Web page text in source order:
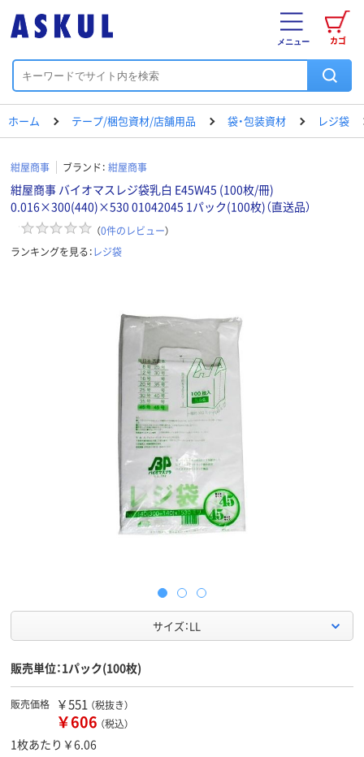
カゴ
メニュー
ホーム テープ/梱包資材/店舗用品 袋・包装資材 レジ袋
紺屋商事 ブランド： 紺屋商事
紺屋商事 バイオマスレジ袋乳白 E45W45 (100枚/冊)
0.016×300(440)×530 01042045 1パック(100枚)（直送品）
（0件のレビュー）
ランキングを見る：レジ袋
サイズ：LL
販売単位：1パック(100枚)
販売価格 ￥551 （税抜き）
￥606 （税込）
1枚あたり￥6.06